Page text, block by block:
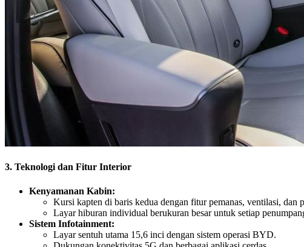
3. Teknologi dan Fitur Interior
Kenyamanan Kabin:
Kursi kapten di baris kedua dengan fitur pemanas, ventilasi, dan
Layar hiburan individual berukuran besar untuk setiap
Sistem Infotainment:
Layar sentuh utama 15,6 inci dengan sistem operasi BYD.